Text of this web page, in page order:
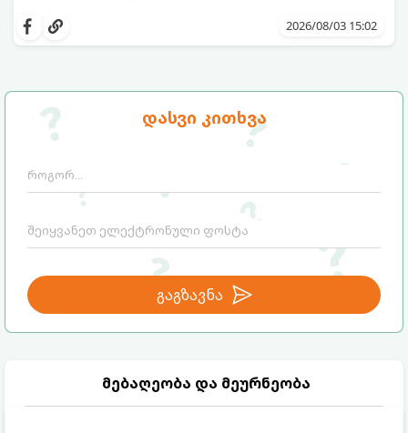
დასვი კითხვა
გაგზავნა
მებაღეობა და მეურნეობა
მომზადებაა - მოხარშვის გარეშე.
ბუნებრივ, კაშკაშა გემოს, არომატს და
2026/08/03 15:02